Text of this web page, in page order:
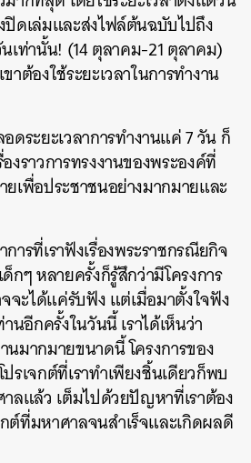
ปิดเล่มและส่งไฟล์ต้นฉบับไปถึง
ท่านั้น! (14 ตุลาคม-21 ตุลาคม)
ต้องใช้ระยะเวลาในการทำงาน
ดระยะเวลาการทำงานแค่ 7 วัน ก็
งราวการทรงงานของพระองค์ที่
ยเพื่อประชาชนอย่างมากมายและ
ารที่เราฟังเรื่องพระราชกรณียกิจ
กๆ หลายครั้งก็รู้สึกว่ามีโครงการ
จะได้แค่รับฟัง แต่เมื่อมาตั้งใจฟัง
นอีกครั้งในวันนี้ เราได้เห็นว่า
นมากมายขนาดนี้ โครงการของ
รเจกต์ที่เราทำเพียงชิ้นเดียวก็พบ
ลแล้ว เต็มไปด้วยปัญหาที่เราต้อง
ต์ที่มหาศาลจนสำเร็จและเกิดผลดี